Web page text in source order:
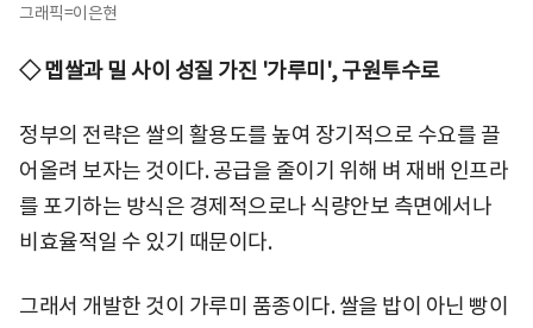
그래픽=이은현
◇ 멥쌀과 밀 사이 성질 가진 '가루미', 구원투수로
정부의 전략은 쌀의 활용도를 높여 장기적으로 수요를 끌
어올려 보자는 것이다. 공급을 줄이기 위해 벼 재배 인프라
를 포기하는 방식은 경제적으로나 식량안보 측면에서나
비효율적일 수 있기 때문이다.
그래서 개발한 것이 가루미 품종이다. 쌀을 밥이 아닌 빵이